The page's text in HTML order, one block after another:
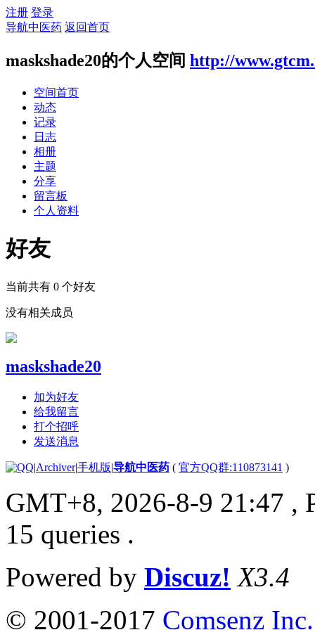
注册 登录
导航中医药 返回首页
maskshade20的个人空间 http://
空间首页
动态
记录
日志
相册
主题
分享
留言板
个人资料
好友
当前共有 0 个好友
没有相关成员
maskshade20
加为好友
给我留言
打个招呼
发送消息
|Archiver|手机版|导航中医药 ( 官方QQ群:110873141 )
GMT+8, 2026-8-9 21:47 ,
15 queries .
Powered by Discuz! X3.4
© 2001-2017 Comsenz Inc.